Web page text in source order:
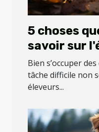
5 choses
savoir sur
chiens
Bien s’occuper
tâche difficile non
éleveurs...